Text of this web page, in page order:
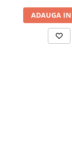
ADAUGA IN